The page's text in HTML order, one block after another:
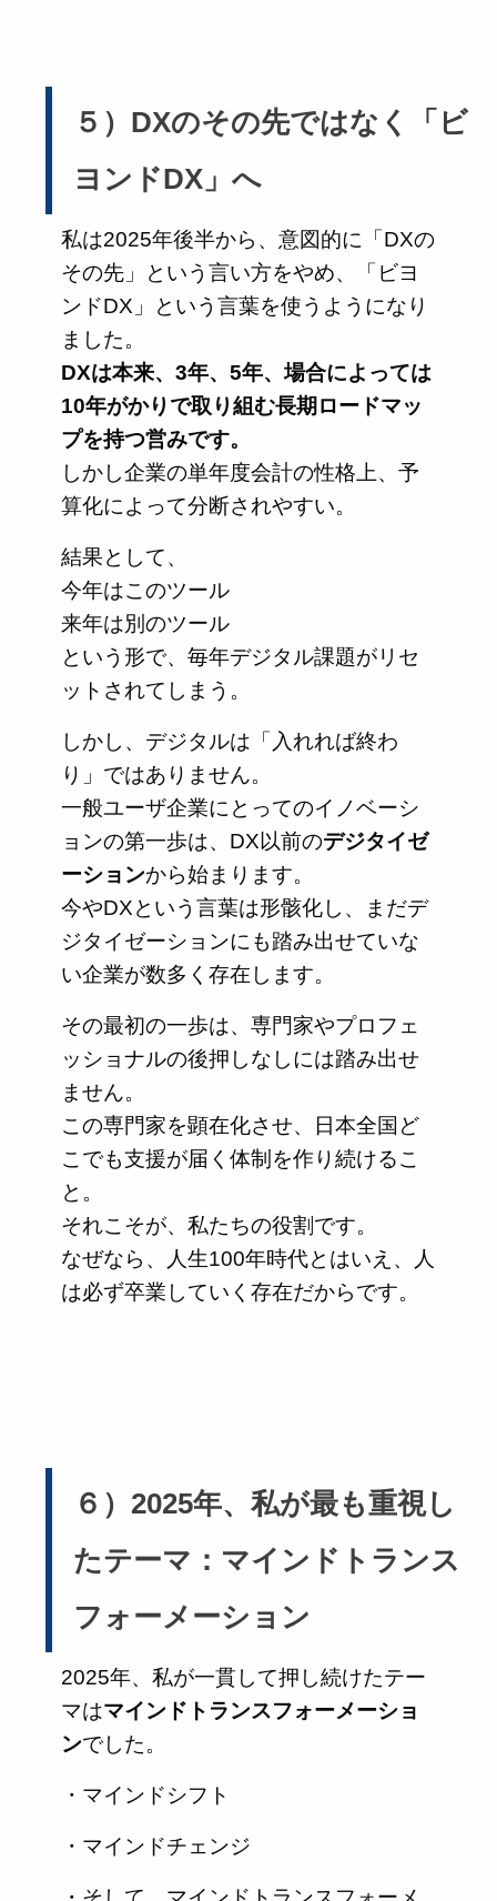
５）DXのその先ではなく「ビ
ヨンドDX」へ
私は2025年後半から、意図的に「DXの
その先」という言い方をやめ、「ビヨ
ンドDX」という言葉を使うようになり
ました。
DXは本来、3年、5年、場合によっては
10年がかりで取り組む長期ロードマッ
プを持つ営みです。
しかし企業の単年度会計の性格上、予
算化によって分断されやすい。
結果として、
今年はこのツール
来年は別のツール
という形で、毎年デジタル課題がリセ
ットされてしまう。
しかし、デジタルは「入れれば終わ
り」ではありません。
一般ユーザ企業にとってのイノベーシ
ョンの第一歩は、DX以前のデジタイゼ
ーションから始まります。
今やDXという言葉は形骸化し、まだデ
ジタイゼーションにも踏み出せていな
い企業が数多く存在します。
その最初の一歩は、専門家やプロフェ
ッショナルの後押しなしには踏み出せ
ません。
この専門家を顕在化させ、日本全国ど
こでも支援が届く体制を作り続けるこ
と。
それこそが、私たちの役割です。
なぜなら、人生100年時代とはいえ、人
は必ず卒業していく存在だからです。
６）2025年、私が最も重視し
たテーマ：マインドトランス
フォーメーション
2025年、私が一貫して押し続けたテー
マはマインドトランスフォーメーショ
ンでした。
・マインドシフト
・マインドチェンジ